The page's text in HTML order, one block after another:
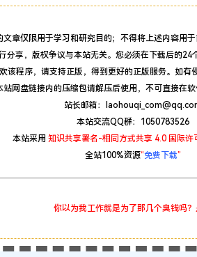
章仅限用于学习和研究目的；不得将上述内容用
分享，版权争议与本站无关。您必须在下载后的24
该程序，请支持正版，得到更好的正版服务。如有
站网盘链接内的压缩包请解压后使用，不可直接在软
站长邮箱：
本站交流QQ群：1050783526
本站采用 知识共享署名-相同方式共享 4.0 国际许
全站100%资源“免费下载”
你以为我工作就是为了那几个臭钱吗？